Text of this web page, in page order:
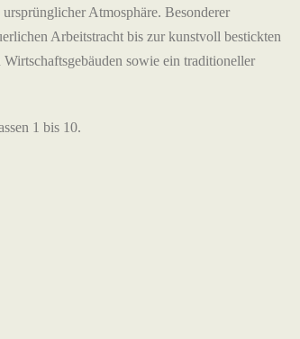
Atmosphäre. Besonderer
Arbeitstracht bis zur kunstvoll bestickten
sowie ein traditioneller
1 bis 10.